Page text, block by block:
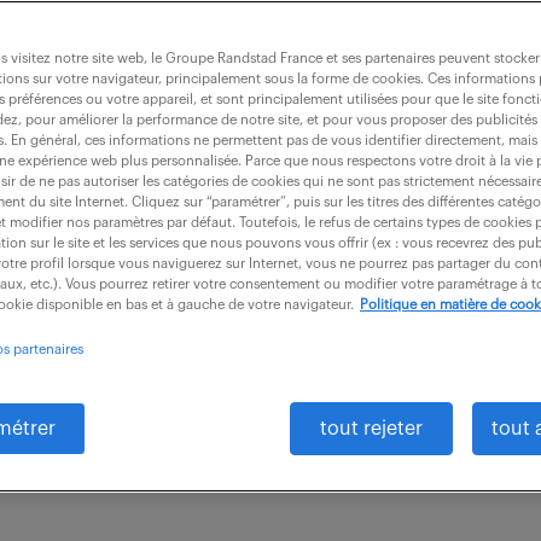
naval (f/h)
intérim 6 mois 40 000 - 50 000
de la commodité « Fonctionnement » au sein
les activités achats sur votre périmètre. Vous
panel de...
visitez notre site web, le Groupe Randstad France et ses partenaires peuvent
sur votre navigateur, principalement sous la forme de cookies. Ces informations
préférences ou votre appareil, et sont principalement utilisées pour que le site
pour améliorer la performance de notre site, et pour vous proposer des publicités
En général, ces informations ne permettent pas de vous identifier directement,
expérience web plus personnalisée. Parce que nous respectons votre droit à la vie
de ne pas autoriser les catégories de cookies qui ne sont pas strictement
du site Internet. Cliquez sur “paramétrer”, puis sur les titres des différentes
modifier nos paramètres par défaut. Toutefois, le refus de certains types de cookies
sur le site et les services que nous pouvons vous offrir (ex : vous recevrez des
profil lorsque vous naviguerez sur Internet, vous ne pourrez pas partager du
etc.). Vous pourrez retirer votre consentement ou modifier votre paramétrage à
disponible en bas et à gauche de votre navigateur.
Politique en matière de
partenaires
tout rejeter tout